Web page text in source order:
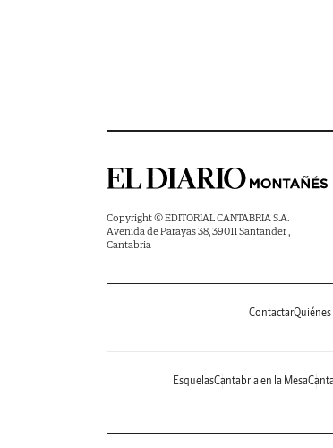
Copyright © EDITORIAL CANTABRIA S.A.
Avenida de Parayas 38, 39011 Santander ,
Cantabria
Contactar
EsquelasCantabria en la Mesa